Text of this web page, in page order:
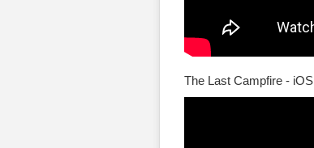
The Last Campfire -